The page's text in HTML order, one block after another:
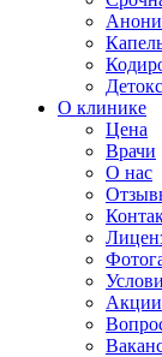
О клинике
Цена
Врачи
О нас